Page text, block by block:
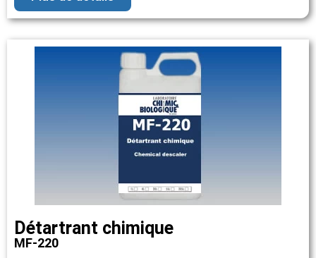
Détartrant chimique
MF-220